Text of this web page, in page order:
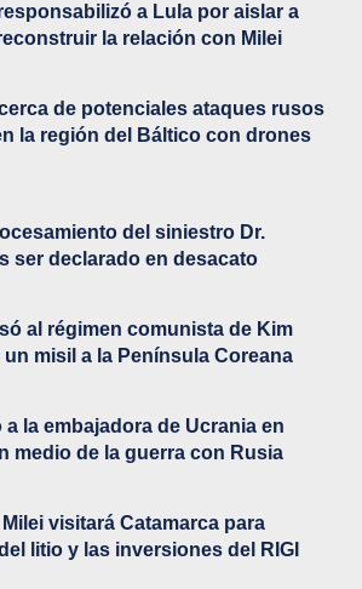
a Lula por aislar a
la relación con Milei
de potenciales ataques rusos
la región del Báltico con drones
del siniestro Dr.
ser declarado en desacato
al régimen comunista de Kim
misil a la Península Coreana
la embajadora de Ucrania en
medio de la guerra con Rusia
visitará Catamarca para
litio y las inversiones del RIGI